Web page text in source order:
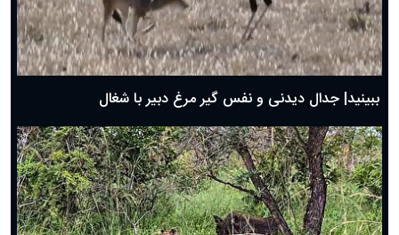
دعای روز اول ماه مبارک رمضان، ۳۰ بهمن ۱۴۰۴
حضرت زینب(س) چگونه از دنیا رفت؟
بهترین پیامک تبریک روز پدر ۱۴۰۴؛ جملات زیبا و صمیمانه
ببینید| جدال دیدنی و نفس گیر مرغ دبیر با شغال